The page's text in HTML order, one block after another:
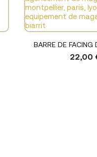
Voir le
BARRE DE FACING
22,00